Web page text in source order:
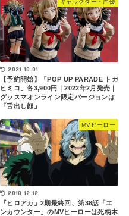
キャラクター・声優
2021.10.01
【予約開始】「POP UP PARADE トガ
ヒミコ」各3,900円｜2022年2月発売｜
グッスマオンライン限定バージョンは
「舌出し顔」
MVヒーロー
2018.12.12
『ヒロアカ』2期最終回、第38話「エ
ンカウンター」のMVヒーローは死柄木